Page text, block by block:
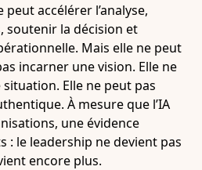
accélérer l’analyse,
soutenir la décision et
Mais elle ne peut
incarner une vision. Elle ne
Elle ne peut pas
À mesure que l’IA
une évidence
: le leadership ne devient pas
encore plus.